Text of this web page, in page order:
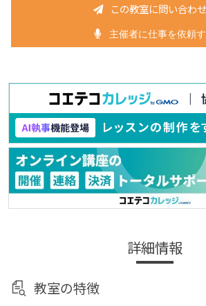
この教室に問い合わ
主催者に仕事を依頼
詳細情報
教室の特徴